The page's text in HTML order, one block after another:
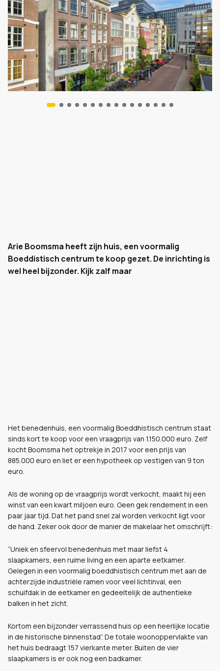
Arie Boomsma heeft zijn huis, een voormalig
Boeddistisch centrum te koop gezet. De inrichting is
wel heel bijzonder. Kijk zalf maar
Het benedenhuis, een voormalig Boeddhistisch centrum staat
sinds kort te koop voor een vraagprijs van 1.150.000 euro. Zelf
kocht Boomsma het optrekje in 2017 voor een prijs van
885.000 euro en liet er een hypotheek op vestigen van 9 ton
euro.
Als de woning op de vraagprijs wordt verkocht, maakt hij een
winst van een kwart miljoen euro. Geen gek rendement in een
paar jaar tijd. Dat het pand snel zal worden verkocht ligt voor
de hand. Zeker ook door de manier de makelaar het omschrijft:
“Uniek en sfeervol benedenhuis met maar liefst 4
slaapkamers, een ruime living en een aparte eetkamer.
Gelegen in een voormalig boeddhistisch centrum met aan de
achterzijde industriële ramen voor veel lichtinval, een
schuifdak in de eetkamer en gedeeltelijk de authentieke
balken in het zicht.
Kortom een bijzonder verrassend huis op een heerlijke locatie
in de historische binnenstad”. De totale woonoppervlakte van
het huis bedraagt 157 vierkante meter. Buiten de vier
slaapkamers is er ook nog een badkamer.